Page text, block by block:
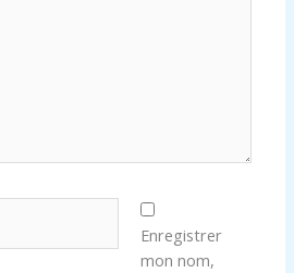
Enregistrer
mon nom,